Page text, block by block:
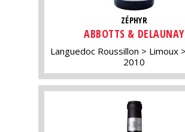
ZÉPHYR
ABBOTTS & DELAUNAY
Languedoc Roussillon Limoux
2010